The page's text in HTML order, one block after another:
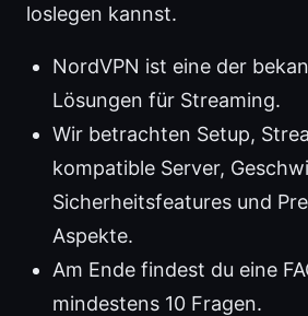
loslegen kannst.
NordVPN ist eine der
Lösungen für Streaming.
Wir betrachten Setup,
kompatible Server,
Sicherheitsfeatures und
Aspekte.
Am Ende findest du eine
mindestens 10 Fragen.